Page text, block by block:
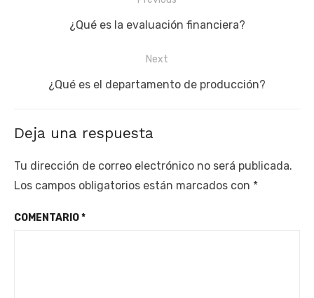
Previous
¿Qué es la evaluación financiera?
Next
Next
¿Qué es el departamento de producción?
Deja una respuesta
Tu dirección de correo electrónico no será publicada.
Los campos obligatorios están marcados con *
COMENTARIO*